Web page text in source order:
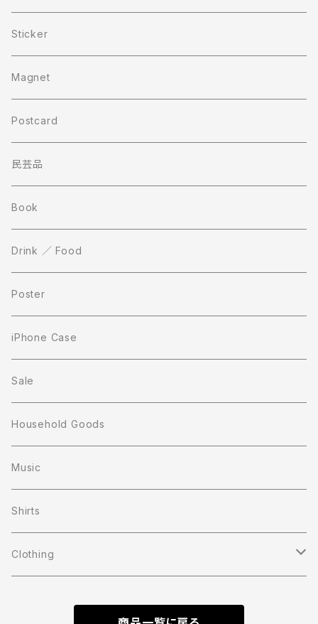
Sticker
Magnet
Postcard
民芸品
Book
Drink ／ Food
Poster
iPhone Case
Sale
Household Goods
Music
Shirts
Clothing